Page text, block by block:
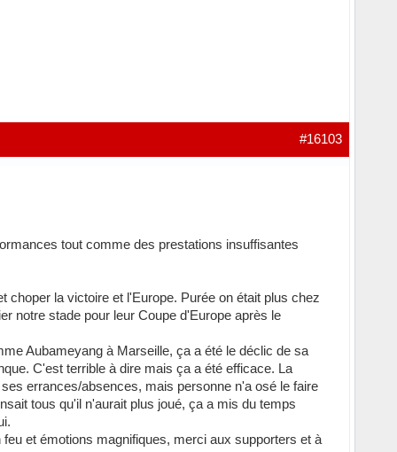
#16103
tout comme des prestations insuffisantes
choper la victoire et l'Europe. Purée on était plus chez
notre stade pour leur Coupe d'Europe après le
Aubameyang à Marseille, ça a été le déclic de sa
C'est terrible à dire mais ça a été efficace. La
errances/absences, mais personne n'a osé le faire
tous qu'il n'aurait plus joué, ça a mis du temps
et émotions magnifiques, merci aux supporters et à